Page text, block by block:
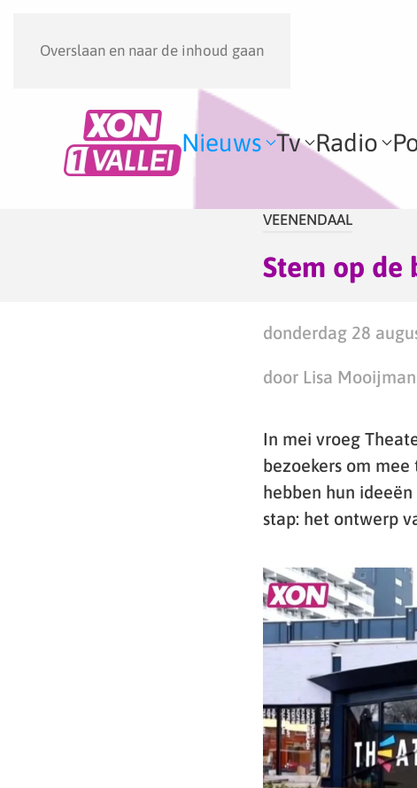
Overslaan en naar de inhoud gaan
Nieuws Tv Radio
VEENENDAAL
Stem op de
donderdag 28
door Lisa Mooijman
In mei vroeg
bezoekers om
hebben hun
stap: het ontwerp